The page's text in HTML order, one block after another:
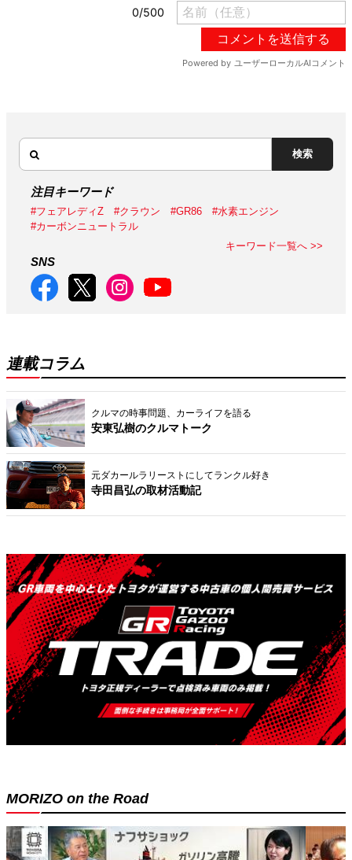
検索
注目キーワード
#フェアレディZ #クラウン #GR86
#水素エンジン
#カーボンニュートラル
キーワード一覧へ >>
SNS
連載コラム
クルマの時事問題、カーライフを語る
安東弘樹のクルマトーク
元ダカールラリーストにしてランクル好き
寺田昌弘の取材活動記
MORIZO on the Road